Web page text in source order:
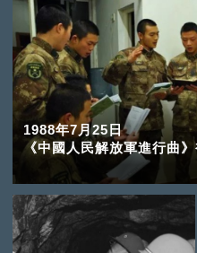
1988年7月25日
《中國人民解放軍進行曲